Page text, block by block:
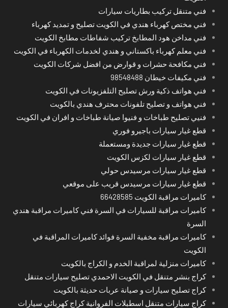
فني متنقل تركيب بطاريات سيارات
فني مختص كهرباء هندي في الكويت تصليح و تمديد كهرباء
فني مداخن هود المطابخ تركيب شفاطات مطابخ الكويت
فني معلم كهرباء باكستاني و هندي لخدمات الكهرباء في الكويت
فني مكافحة حشرات و قوارض من افضل شركات الكويت
فني مكيفات خيطان 98548488
فني هواتف ذكية ورش تصليح التلفزيونات في الكويت
فني هواتف و تصليح تلفونات محترف هندي بالكويت
فنيي تصليح طباخات و فنيوا صيانة طباخات و افران في الكويت
قطع غيار سيارات باجيرو فوري
قطع غيار سيارات جديدة ومستعملة
قطع غيار سيارات لكزس الكويت
قطع غيار سيارات مرسيدس حولي
قطع غيار سيارات مرسيدس قريب على موقعي
كاميرات مراقبة الكويت 66428585
كاميرات مراقبة للسيارات في السرة فني كاميرات مراقبة هندي
السرة
كاميرات مراقبة مخفية السرة فوائد كاميرات المراقبة في
الكويت
كاميرات منزلية لمراقبة الخدم و الكراج بالكويت
كراج بنشر متنقل في الكويت الاحمدي تصليح سيارات متنقل
كراج تصليح سيارات و صيانة عربات حديثة بالكويت
كراج سيارات متنقل اسطبلات الفروانية كراج كهربائي سيارات